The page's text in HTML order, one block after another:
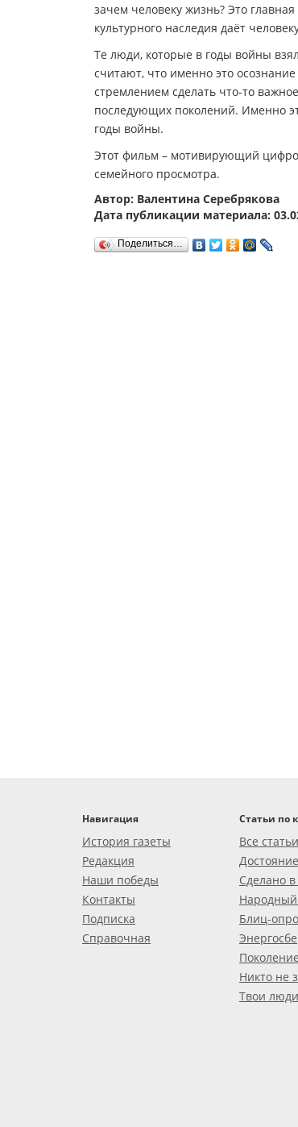
зачем человеку жизнь? Это
культурного наследия даёт
Те люди, которые в годы войны
считают, что именно это
стремлением сделать что-то
последующих поколений. Именно
годы войны.
Этот фильм – мотивирующий
семейного просмотра.
Автор: Валентина Серебрякова
Дата публикации материала:
Поделиться…
Навигация
История газеты
Редакция
Наши победы
Контакты
Подписка
Справочная
Статьи по
Все статьи
Сделано
Блиц-
Никто не
Твои